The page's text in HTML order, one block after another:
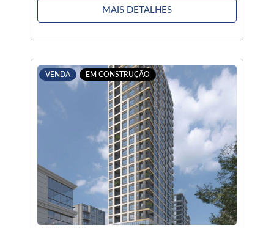
MAIS DETALHES
VENDA EM CONSTRUÇÃO